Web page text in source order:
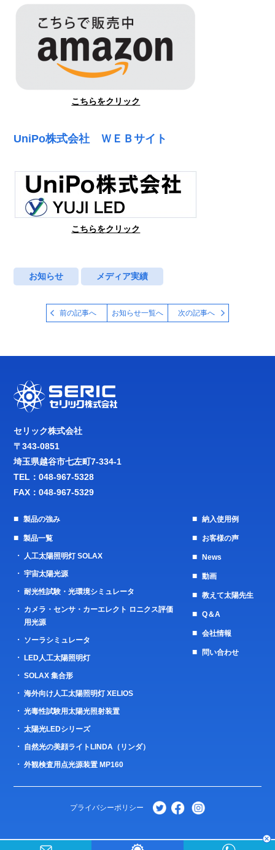
こちらをクリック
UniPo株式会社 ＷＥＢサイト
こちらをクリック
お知らせ メディア実績
前の記事へ お知らせ一覧へ 次の記事へ
セリック株式会社
〒343-0851
埼玉県越谷市七左町7-334-1
TEL：048-967-5328
FAX：048-967-5329
製品の強み
製品一覧
人工太陽照明灯 SOLAX
宇宙太陽光源
耐光性試験・光環境シミュレータ
カメラ・センサ・カーエレクト ロニクス評価
用光源
ソーラシミュレータ
LED人工太陽照明灯
SOLAX 集合形
海外向け人工太陽照明灯 XELIOS
光毒性試験用太陽光照射装置
太陽光LEDシリーズ
自然光の美顔ライトLINDA（リンダ）
外観検査用点光源装置 MP160
納入使用例
お客様の声
News
動画
教えて太陽先生
Q＆A
会社情報
問い合わせ
プライバシーポリシー